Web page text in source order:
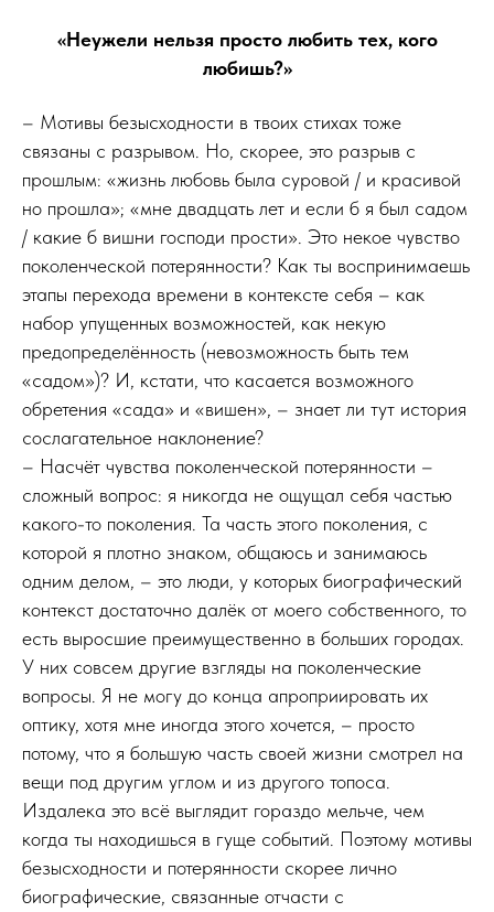
«Неужели нельзя просто любить тех, кого
любишь?»
– Мотивы безысходности в твоих стихах тоже
связаны с разрывом. Но, скорее, это разрыв с
прошлым: «жизнь любовь была суровой / и красивой
но прошла»; «мне двадцать лет и если б я был садом
/ какие б вишни господи прости». Это некое чувство
поколенческой потерянности? Как ты воспринимаешь
этапы перехода времени в контексте себя – как
набор упущенных возможностей, как некую
предопределённость (невозможность быть тем
«садом»)? И, кстати, что касается возможного
обретения «сада» и «вишен», – знает ли тут история
сослагательное наклонение?
– Насчёт чувства поколенческой потерянности –
сложный вопрос: я никогда не ощущал себя частью
какого-то поколения. Та часть этого поколения, с
которой я плотно знаком, общаюсь и занимаюсь
одним делом, – это люди, у которых биографический
контекст достаточно далёк от моего собственного, то
есть выросшие преимущественно в больших городах.
У них совсем другие взгляды на поколенческие
вопросы. Я не могу до конца апроприировать их
оптику, хотя мне иногда этого хочется, – просто
потому, что я большую часть своей жизни смотрел на
вещи под другим углом и из другого топоса.
Издалека это всё выглядит гораздо мельче, чем
когда ты находишься в гуще событий. Поэтому мотивы
безысходности и потерянности скорее лично
биографические, связанные отчасти с